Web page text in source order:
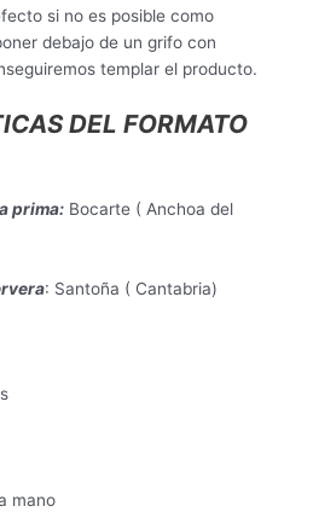
si no es posible como
debajo de un grifo con
templar el producto.
DEL FORMATO
prima: Bocarte ( Anchoa del
: Santoña ( Cantabria)
mano